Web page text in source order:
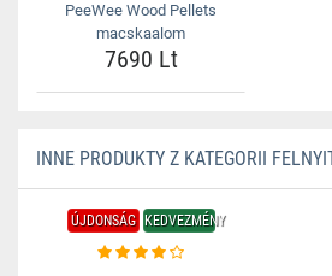
PeeWee Wood Pellets
macskaalom
7690 Lt
INNE PRODUKTY Z KATEGORII
ÚJDONSÁG KEDVEZMÉNY